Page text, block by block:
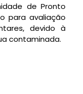
de Pronto
para avaliação
, devido à
contaminada.